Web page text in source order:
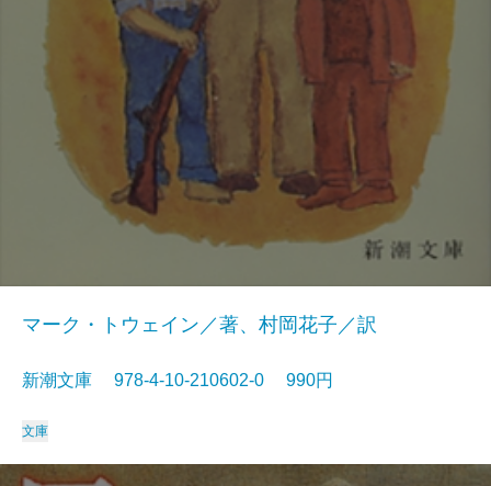
マーク・トウェイン／著、村岡花子／訳
新潮文庫 978-4-10-210602-0 990円
文庫